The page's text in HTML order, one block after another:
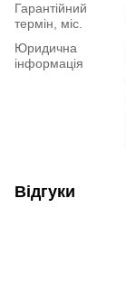
Гарантійний
термін, міс.
Юридична
інформація
Відгуки